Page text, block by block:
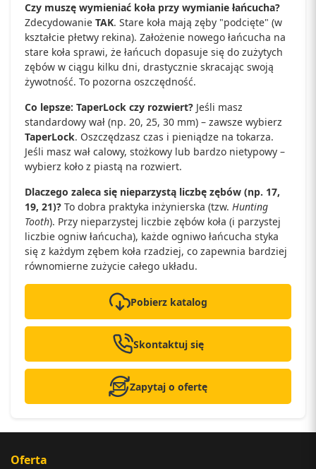
Czy muszę wymieniać koła przy wymianie łańcucha?
Zdecydowanie TAK. Stare koła mają zęby "podcięte" (w
kształcie płetwy rekina). Założenie nowego łańcucha na
stare koła sprawi, że łańcuch dopasuje się do zużytych
zębów w ciągu kilku dni, drastycznie skracając swoją
żywotność. To pozorna oszczędność.
Co lepsze: TaperLock czy rozwiert? Jeśli masz
standardowy wał (np. 20, 25, 30 mm) – zawsze wybierz
TaperLock. Oszczędzasz czas i pieniądze na tokarza.
Jeśli masz wał calowy, stożkowy lub bardzo nietypowy –
wybierz koło z piastą na rozwiert.
Dlaczego zaleca się nieparzystą liczbę zębów (np. 17,
19, 21)? To dobra praktyka inżynierska (tzw. Hunting
Tooth). Przy nieparzystej liczbie zębów koła (i parzystej
liczbie ogniw łańcucha), każde ogniwo łańcucha styka
się z każdym zębem koła rzadziej, co zapewnia bardziej
równomierne zużycie całego układu.
Pobierz katalog
Skontaktuj się
Zapytaj o ofertę
Oferta